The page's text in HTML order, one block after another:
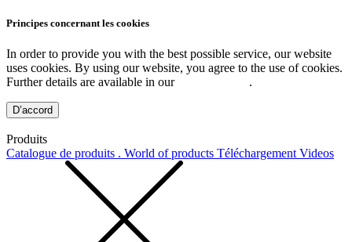
Principes concernant les cookies
In order to provide you with the best possible service, our website
uses cookies. By using our website, you agree to the use of cookies.
Further details are available in our
.
D’accord
Produits
Catalogue de produits . World of products Téléchargement Videos